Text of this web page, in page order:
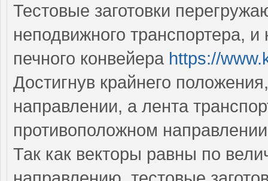
Тестовые заготовки
неподвижного транспортера,
печного конвейера https://
Достигнув крайнего
направлении, а лента
противоположном
Так как векторы равны по